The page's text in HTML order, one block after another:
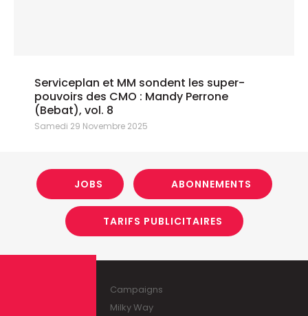
Serviceplan et MM sondent les super-
pouvoirs des CMO : Mandy Perrone
(Bebat), vol. 8
Samedi 29 Novembre 2025
JOBS ABONNEMENTS
TARIFS PUBLICITAIRES
Campaigns
Milky Way